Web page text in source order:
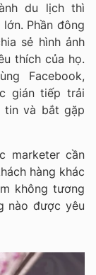
du lịch thì
Phần đông
sẻ hình ảnh
thích của họ.
Facebook,
gián tiếp trải
tin và bắt gặp
marketer cần
hàng khác
không tương
nào được yêu